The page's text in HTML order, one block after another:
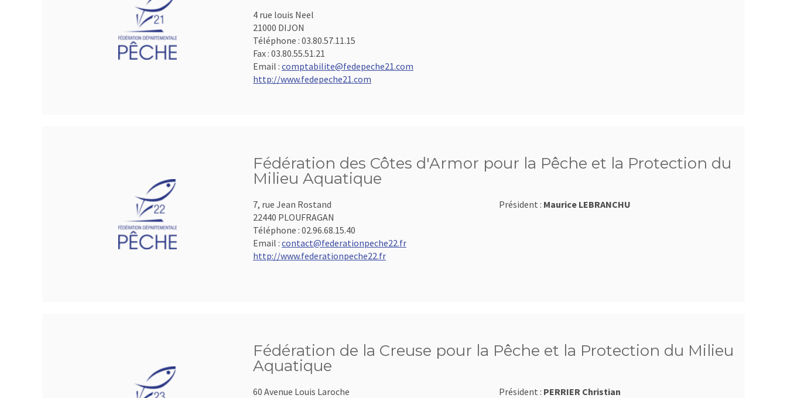
4 rue louis Neel
21000 DIJON
Téléphone : 03.80.57.11.15
Fax : 03.80.55.51.21
Email : comptabilite@fedepeche21.com
http://www.fedepeche21.com
Fédération des Côtes d'Armor pour la Pêche et la Protection du
Milieu Aquatique
7, rue Jean Rostand
22440 PLOUFRAGAN
Téléphone : 02.96.68.15.40
Email : contact@federationpeche22.fr
http://www.federationpeche22.fr
Président : Maurice LEBRANCHU
Fédération de la Creuse pour la Pêche et la Protection du Milieu
Aquatique
60 Avenue Louis Laroche
Président : PERRIER Christian